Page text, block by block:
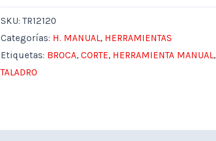
SKU:TR12120
Categorías: H. MANUAL, HERRAMIENTAS
Etiquetas: BROCA,CORTE, HERRAMIENTA MANUAL,
TALADRO